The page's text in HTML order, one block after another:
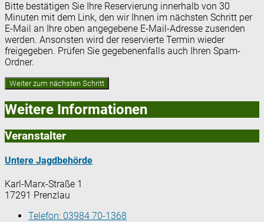
Bitte bestätigen Sie Ihre Reservierung innerhalb von 30
Minuten mit dem Link, den wir Ihnen im nächsten Schritt per
E-Mail an Ihre oben angegebene E-Mail-Adresse zusenden
werden. Ansonsten wird der reservierte Termin wieder
freigegeben. Prüfen Sie gegebenenfalls auch Ihren Spam-
Ordner.
Weitere Informationen
Veranstalter
Untere Jagdbehörde
Karl-Marx-Straße 1
17291 Prenzlau
Telefon: 03984 70-1368